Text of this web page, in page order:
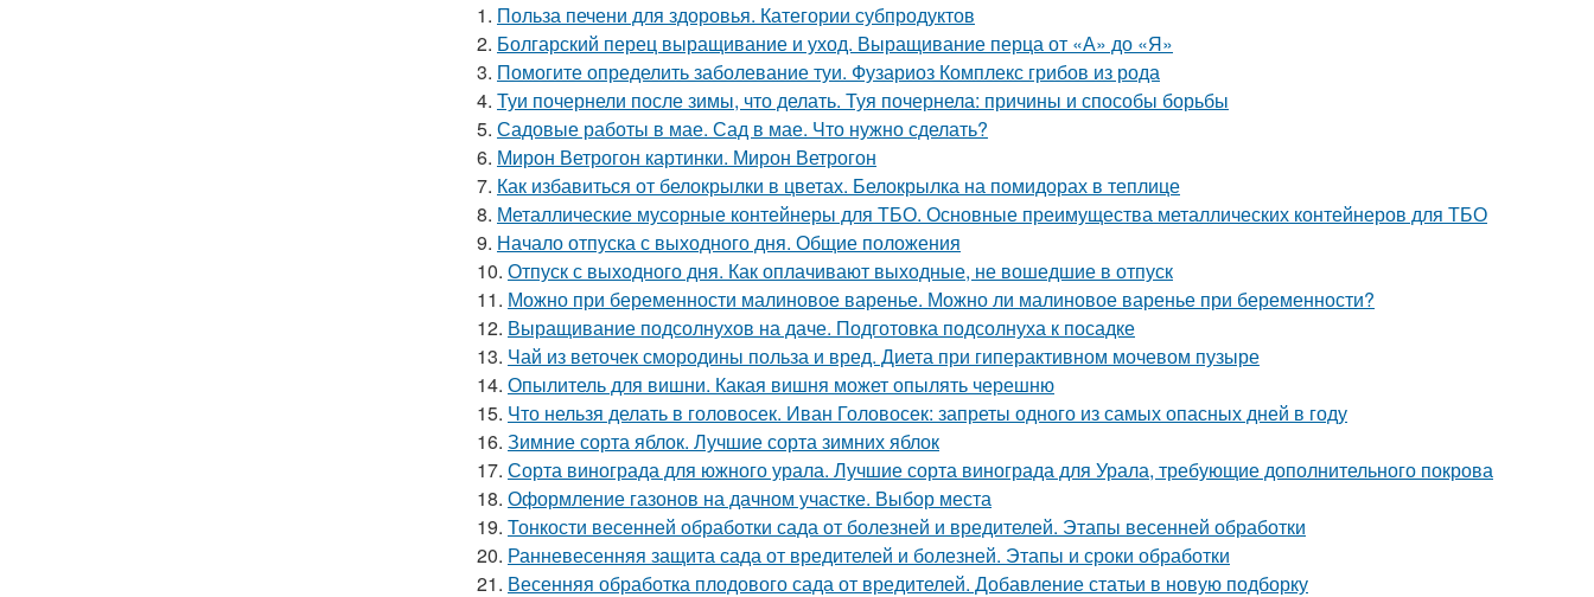
1. Польза печени для здоровья. Категории субпродуктов
2. Болгарский перец выращивание и уход. Выращивание перца от «А» до «Я»
3. Помогите определить заболевание туи. Фузариоз Комплекс грибов из рода
4. Туи почернели после зимы, что делать. Туя почернела: причины и способы борьбы
5. Садовые работы в мае. Сад в мае. Что нужно сделать?
6. Мирон Ветрогон картинки. Мирон Ветрогон
7. Как избавиться от белокрылки в цветах. Белокрылка на помидорах в теплице
8. Металлические мусорные контейнеры для ТБО. Основные преимущества металлических контейнеров для ТБО
9. Начало отпуска с выходного дня. Общие положения
10. Отпуск с выходного дня. Как оплачивают выходные, не вошедшие в отпуск
11. Можно при беременности малиновое варенье. Можно ли малиновое варенье при беременности?
12. Выращивание подсолнухов на даче. Подготовка подсолнуха к посадке
13. Чай из веточек смородины польза и вред. Диета при гиперактивном мочевом пузыре
14. Опылитель для вишни. Какая вишня может опылять черешню
15. Что нельзя делать в головосек. Иван Головосек: запреты одного из самых опасных дней в году
16. Зимние сорта яблок. Лучшие сорта зимних яблок
17. Сорта винограда для южного урала. Лучшие сорта винограда для Урала, требующие дополнительного покрова
18. Оформление газонов на дачном участке. Выбор места
19. Тонкости весенней обработки сада от болезней и вредителей. Этапы весенней обработки
20. Ранневесенняя защита сада от вредителей и болезней. Этапы и сроки обработки
21. Весенняя обработка плодового сада от вредителей. Добавление статьи в новую подборку